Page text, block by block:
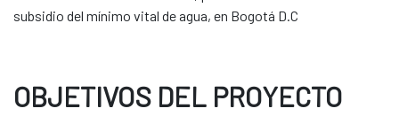
subsidio del mínimo vital de agua, en Bogotá D.C
OBJETIVOS DEL PROYECTO